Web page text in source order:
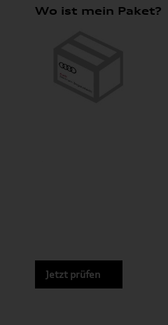
Wo ist mein Paket?
Jetzt prüfen